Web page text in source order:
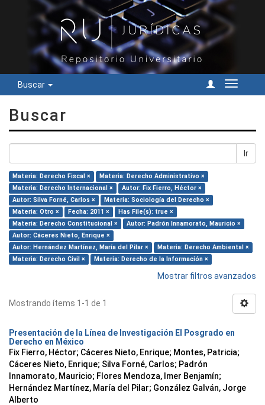
Buscar
Cambiar
Buscar
Ir
Materia: Derecho Fiscal ×
Materia: Derecho Administrativo ×
Materia: Derecho Internacional ×
Autor: Fix Fierro, Héctor ×
Autor: Silva Forné, Carlos ×
Materia: Sociología del Derecho ×
Materia: Otro ×
Fecha: 2011 ×
Has File(s): true ×
Materia: Derecho Constitucional ×
Autor: Padrón Innamorato, Mauricio ×
Autor: Cáceres Nieto, Enrique ×
Autor: Hernández Martínez, María del Pilar ×
Materia: Derecho Ambiental ×
Materia: Derecho Civil ×
Materia: Derecho de la Información ×
Mostrar filtros avanzados
Mostrando ítems 1-1 de 1
Presentación de la Línea de Investigación El Posgrado en
Derecho en México
Fix Fierro, Héctor; Cáceres Nieto, Enrique; Montes, Patricia;
Cáceres Nieto, Enrique; Silva Forné, Carlos; Padrón
Innamorato, Mauricio; Flores Mendoza, Imer Benjamín;
Hernández Martínez, María del Pilar; González Galván, Jorge
Alberto